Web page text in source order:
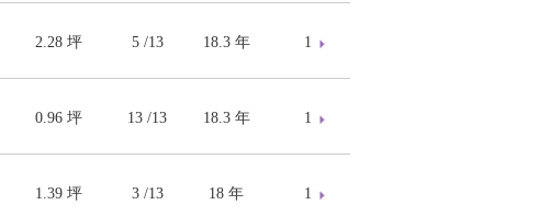
2.28 坪 5 /13 18.3 年 1
0.96 坪 13 /13 18.3 年 1
1.39 坪 3 /13 18 年 1